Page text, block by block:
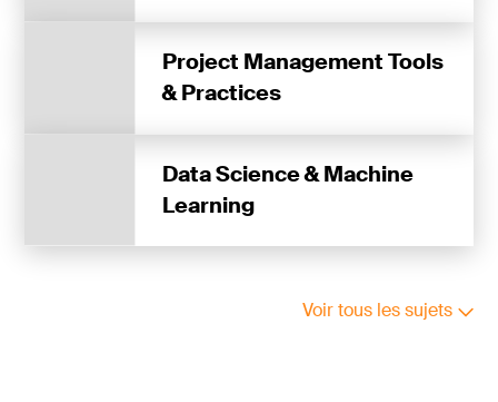
Project Management Tools
& Practices
Data Science & Machine
Learning
Voir tous les sujets